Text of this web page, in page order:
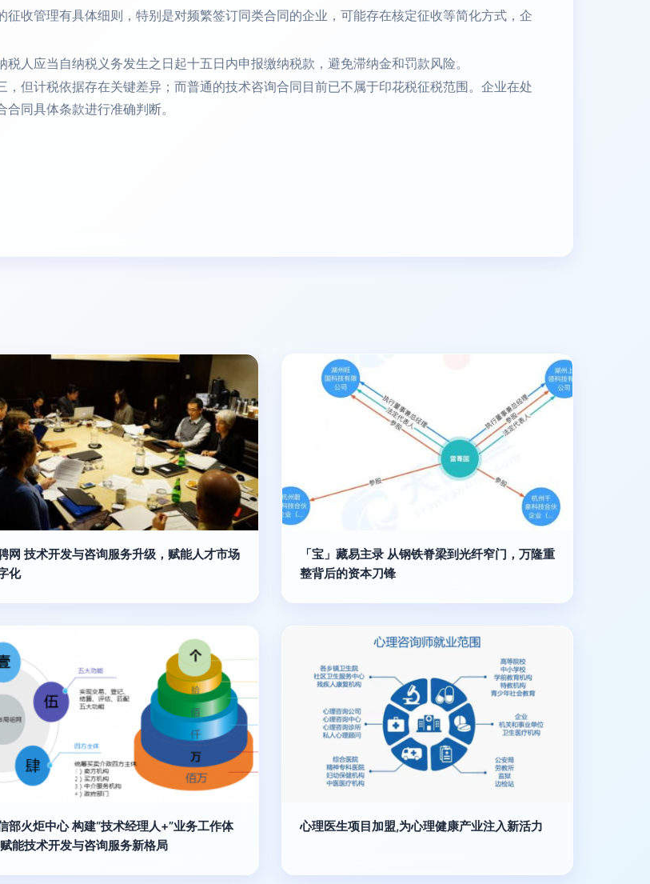
征收管理有具体细则，特别是对频繁签订同类合同的企业，可能存在核定征收等简化方式，企
税人应当自纳税义务发生之日起十五日内申报缴纳税款，避免滞纳金和罚款风险。
但计税依据存在关键差异；而普通的技术咨询合同目前已不属于印花税征税范围。企业在处
同具体条款进行准确判断。
网 技术开发与咨询服务升级，赋能人才市场
化
「宝」藏易主录 从钢铁脊梁到光纤窄门，万隆重
整背后的资本刀锋
部火炬中心 构建“技术经理人+”业务工作体
能技术开发与咨询服务新格局
心理医生项目加盟,为心理健康产业注入新活力